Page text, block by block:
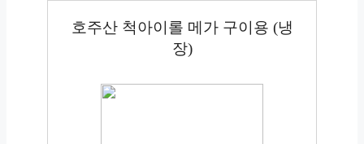
호주산 척아이롤 메가 구이용 (냉
장)